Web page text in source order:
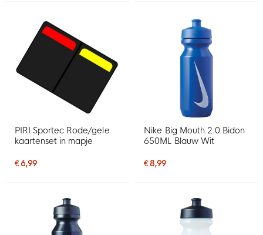
PIRI Sportec Rode/gele
kaartenset in mapje
€ 6,99
Nike Big Mouth 2.0 Bidon
650ML Blauw Wit
€ 8,99